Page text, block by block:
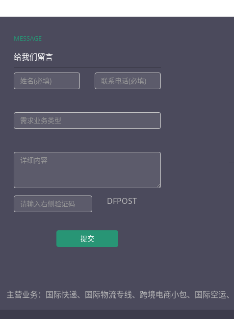
MESSAGE
给我们留言
DFPOST
提交
主营业务： 国际快递、 国际物流专线、 跨境电商小包、 国际空运、